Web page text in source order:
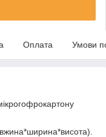
Оплата Умови